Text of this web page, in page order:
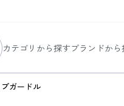
カテゴリから探す
メイク
ブランドから
ガードル